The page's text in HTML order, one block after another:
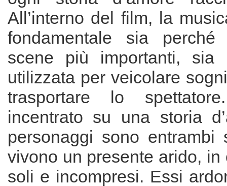
All’interno del film, la
fondamentale sia
scene più importanti, sia
utilizzata per veicolare
trasportare lo
incentrato su una storia
personaggi sono entrambi
vivono un presente arido, in
soli e incompresi. Essi